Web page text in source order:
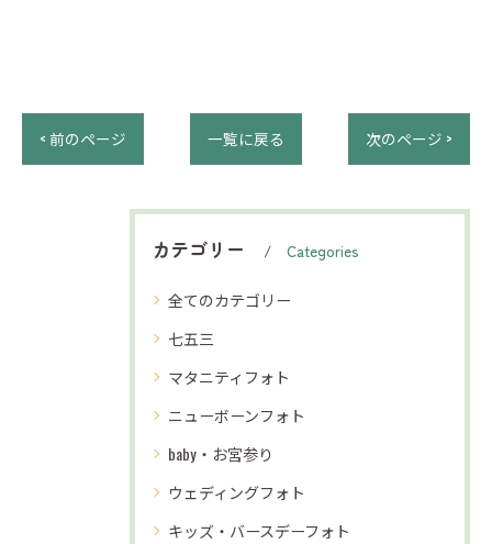
< 前のページ 一覧に戻る 次のページ >
カテゴリー Categories
全てのカテゴリー
七五三
マタニティフォト
ニューボーンフォト
baby・お宮参り
ウェディングフォト
キッズ・バースデーフォト